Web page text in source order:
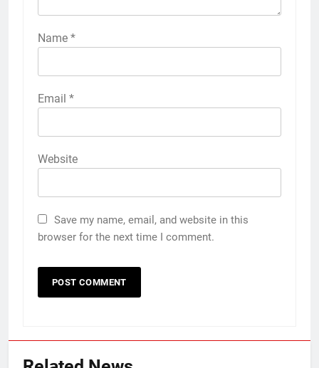
Name *
Email *
Website
Save my name, email, and website in this
browser for the next time I comment.